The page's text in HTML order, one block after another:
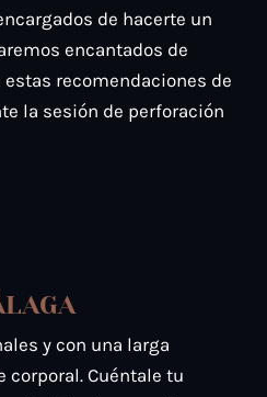
de hacerte un
encantados de
recomendaciones de
la sesión de perforación
y con una larga
corporal. Cuéntale tu